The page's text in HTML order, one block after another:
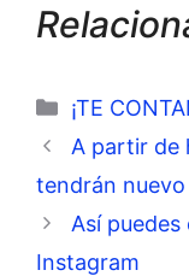
Categorías
¡TE
A partir de
tendrán
Así
Instagram